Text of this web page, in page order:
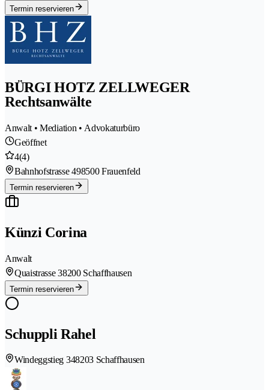
Termin reservieren
BÜRGI HOTZ ZELLWEGER
Rechtsanwälte
Anwalt • Mediation • Advokaturbüro
Geöffnet
4(4)
Bahnhofstrasse 498500 Frauenfeld
Termin reservieren
Künzi Corina
Anwalt
Quaistrasse 38200 Schaffhausen
Termin reservieren
Schuppli Rahel
Windeggstieg 348203 Schaffhausen